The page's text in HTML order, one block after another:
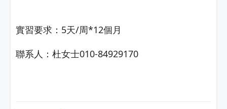
實習要求：5天/周*12個月
聯系人：杜女士010-84929170